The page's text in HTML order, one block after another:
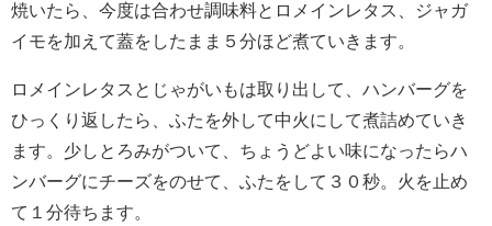
焼いたら、今度は合わせ調味料とロメインレタス、ジャガ
イモを加えて蓋をしたまま５分ほど煮ていきます。
ロメインレタスとじゃがいもは取り出して、ハンバーグを
ひっくり返したら、ふたを外して中火にして煮詰めていき
ます。少しとろみがついて、ちょうどよい味になったらハ
ンバーグにチーズをのせて、ふたをして３０秒。火を止め
て１分待ちます。